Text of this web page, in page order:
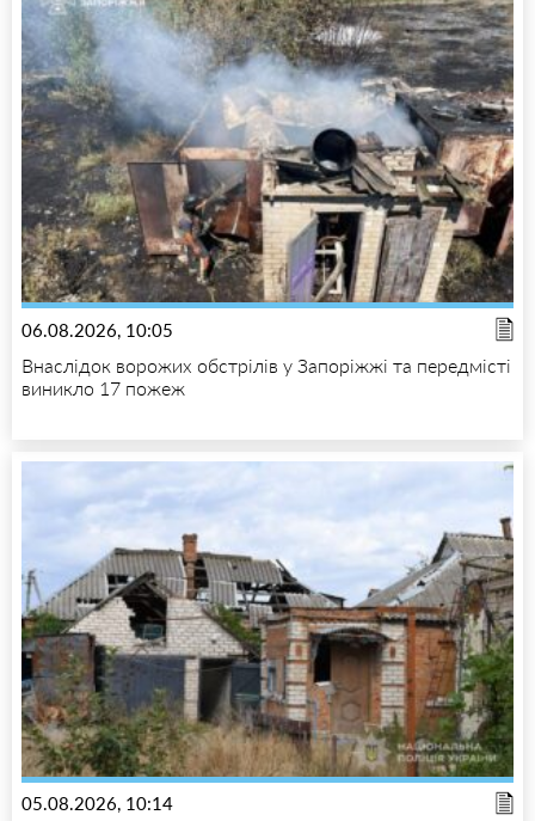
06.08.2026, 10:05
Внаслідок ворожих обстрілів у Запоріжжі та передмісті
виникло 17 пожеж
05.08.2026, 10:14